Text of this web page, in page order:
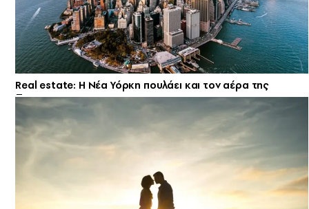
Real estate: H Νέα Υόρκη πουλάει και τον αέρα της